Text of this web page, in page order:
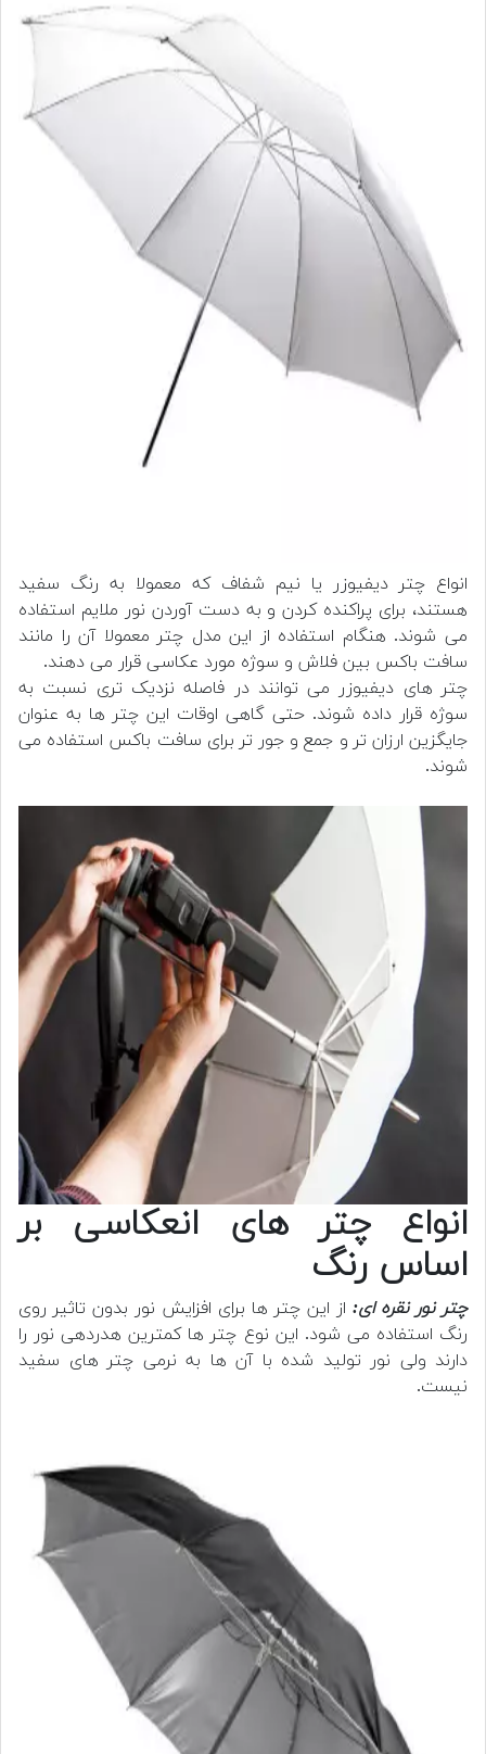
انواع چتر دیفیوزر یا نیم شفاف که معمولا به رنگ سفید
هستند، برای پراکنده کردن و به دست آوردن نور ملایم استفاده
می شوند. هنگام استفاده از این مدل چتر معمولا آن را مانند
سافت باکس بین فلاش و سوژه مورد عکاسی قرار می دهند.
چتر های دیفیوزر می توانند در فاصله نزدیک تری نسبت به
سوژه قرار داده شوند. حتی گاهی اوقات این چتر ها به عنوان
جایگزین ارزان تر و جمع و جور تر برای سافت باکس استفاده می
شوند.
انواع چتر های انعکاسی بر
اساس رنگ
چتر نور نقره ای: از این چتر ها برای افزایش نور بدون تاثیر روی
رنگ استفاده می شود. این نوع چتر ها کمترین هدردهی نور را
دارند ولی نور تولید شده با آن ها به نرمی چتر های سفید
نیست.